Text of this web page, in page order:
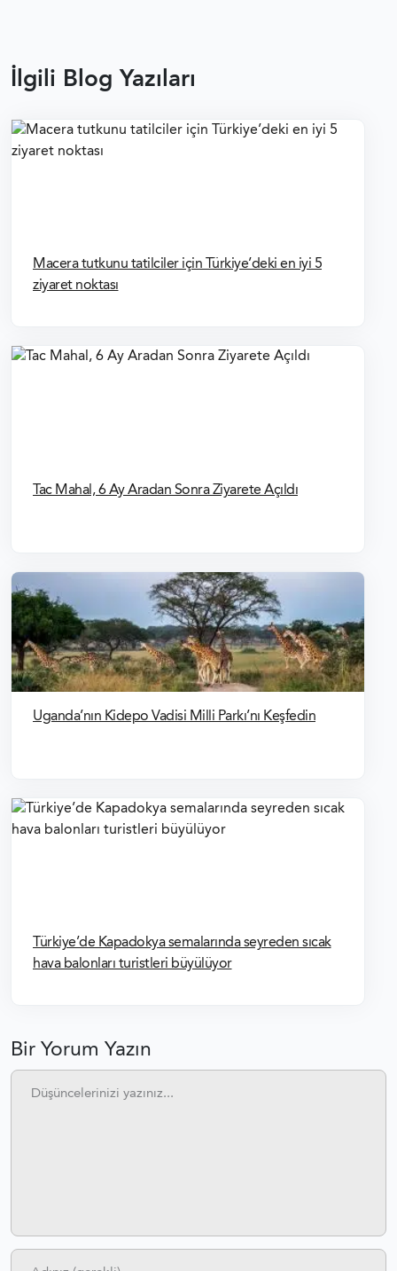
İlgili Blog Yazıları
Macera tutkunu tatilciler için Türkiye’deki en iyi 5
ziyaret noktası
Tac Mahal, 6 Ay Aradan Sonra Ziyarete Açıldı
Uganda’nın Kidepo Vadisi Milli Parkı’nı Keşfedin
Türkiye’de Kapadokya semalarında seyreden sıcak
hava balonları turistleri büyülüyor
Bir Yorum Yazın